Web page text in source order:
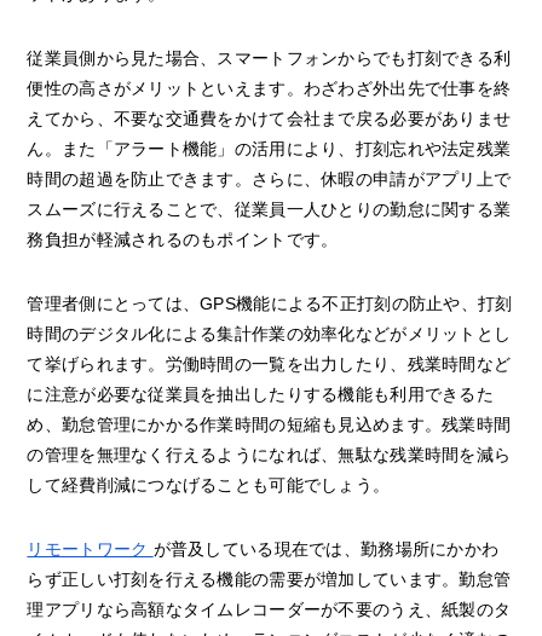
従業員側から見た場合、スマートフォンからでも打刻できる利
便性の高さがメリットといえます。わざわざ外出先で仕事を終
えてから、不要な交通費をかけて会社まで戻る必要がありませ
ん。また「アラート機能」の活用により、打刻忘れや法定残業
時間の超過を防止できます。さらに、休暇の申請がアプリ上で
スムーズに行えることで、従業員一人ひとりの勤怠に関する業
務負担が軽減されるのもポイントです。
管理者側にとっては、GPS機能による不正打刻の防止や、打刻
時間のデジタル化による集計作業の効率化などがメリットとし
て挙げられます。労働時間の一覧を出力したり、残業時間など
に注意が必要な従業員を抽出したりする機能も利用できるた
め、勤怠管理にかかる作業時間の短縮も見込めます。残業時間
の管理を無理なく行えるようになれば、無駄な残業時間を減ら
して経費削減につなげることも可能でしょう。
リモートワーク が普及している現在では、勤務場所にかかわ
らず正しい打刻を行える機能の需要が増加しています。勤怠管
理アプリなら高額なタイムレコーダーが不要のうえ、紙製のタ